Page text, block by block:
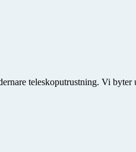
teleskoputrustning. Vi